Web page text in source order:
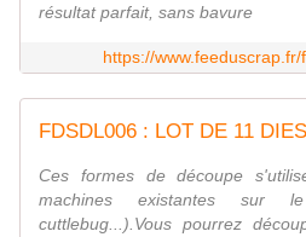
résultat parfait, sans bavure
https://
Ces formes de découpe
machines existantes sur
cuttlebug...).Vous pourrez